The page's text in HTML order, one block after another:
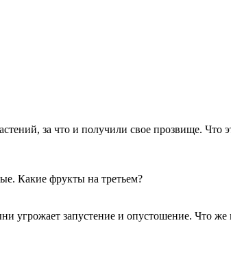
за что и получили свое прозвище. Что
Какие фрукты на третьем?
угрожает запустение и опустошение. Что